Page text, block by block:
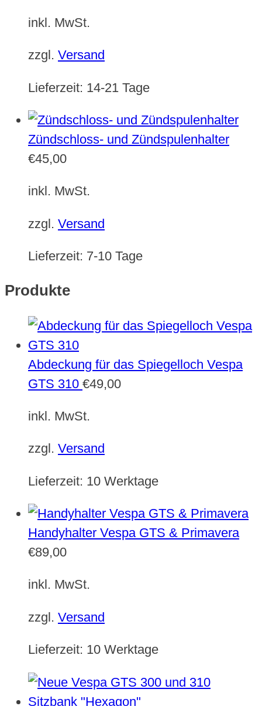
inkl. MwSt.
zzgl. Versand
Lieferzeit: 14-21 Tage
Zündschloss- und Zündspulenhalter
€45,00
inkl. MwSt.
zzgl. Versand
Lieferzeit: 7-10 Tage
Produkte
Abdeckung für das Spiegelloch Vespa
GTS 310 €49,00
inkl. MwSt.
zzgl. Versand
Lieferzeit: 10 Werktage
Handyhalter Vespa GTS & Primavera
€89,00
inkl. MwSt.
zzgl. Versand
Lieferzeit: 10 Werktage